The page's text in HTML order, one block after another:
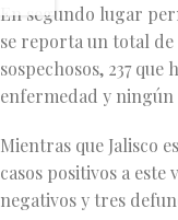
En segundo lugar
se reporta un total de
sospechosos, 237
enfermedad y
Mientras que Jalisco
casos positivos a este
negativos y tres